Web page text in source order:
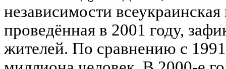
независимости
проведённая в 2001 году,
жителей. По сравнению с